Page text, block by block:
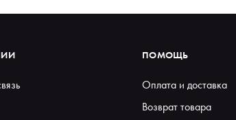
ПОМОЩЬ
Оплата и доставка
Возврат товара